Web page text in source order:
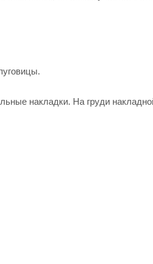
накладки. На груди